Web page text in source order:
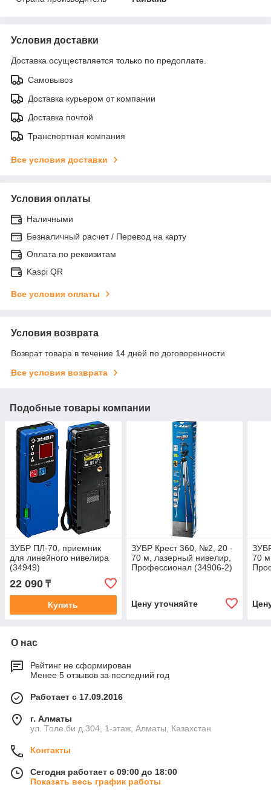
Условия доставки
Доставка осуществляется только по предоплате.
Самовывоз
Доставка курьером от компании
Доставка почтой
Транспортная компания
Все условия доставки
Условия оплаты
Наличными
Безналичный расчет / Перевод на карту
Оплата по реквизитам
Kaspi QR
Все условия оплаты
Условия возврата
Возврат товара в течение 14 дней по договоренности
Все условия возврата
Подобные товары компании
ЗУБР ПЛ-70, приемник
для линейного нивелира
(34949)
22 090 ₸
Купить
ЗУБР Крест 360, №2, 20 -
70 м, лазерный нивелир,
Профессионал (34906-2)
Цену уточняйте
70
О нас
Рейтинг не сформирован
Менее 5 отзывов за последний год
Работает с 17.09.2016
г. Алматы
ул. Толе би д.304, 1-этаж, Алматы, Казахстан
Контакты
Сегодня работает с 09:00 до 18:00
Показать весь график работы